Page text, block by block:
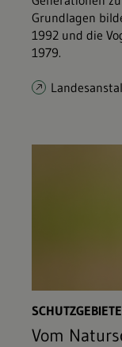
Grundlagen
1992 und die
1979.
Vom